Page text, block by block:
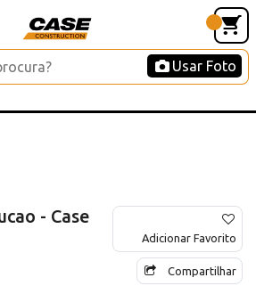
Usar Foto
- Case
Adicionar Favorito
Compartilhar